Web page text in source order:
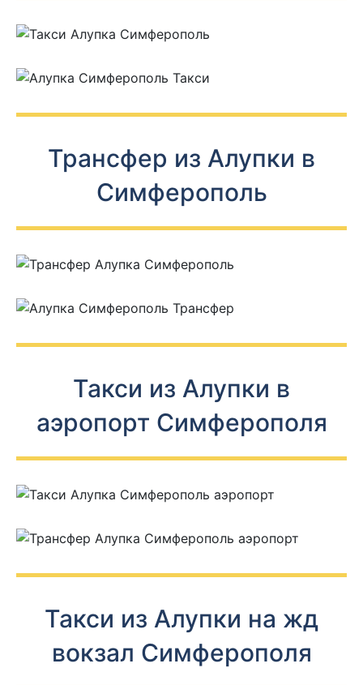
Трансфер из Алупки в
Симферополь
Такси из Алупки в
аэропорт Симферополя
Такси из Алупки на жд
вокзал Симферополя